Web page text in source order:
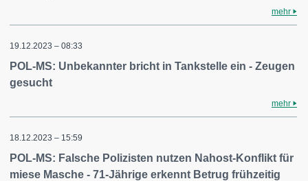
mehr
19.12.2023 – 08:33
POL-MS: Unbekannter bricht in Tankstelle ein - Zeugen
gesucht
mehr
18.12.2023 – 15:59
POL-MS: Falsche Polizisten nutzen Nahost-Konflikt für
miese Masche - 71-Jährige erkennt Betrug frühzeitig